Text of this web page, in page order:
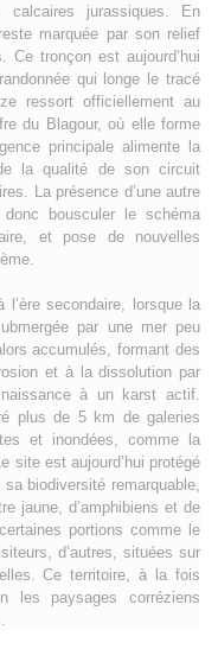
jurassiques. En
marquée par son relief
tronçon est aujourd’hui
qui longe le tracé
ressort officiellement au
du Blagour, où elle forme
principale alimente la
la qualité de son circuit
La présence d’une autre
bousculer le schéma
et pose de nouvelles
l’ère secondaire, lorsque la
par une mer peu
accumulés, formant des
et à la dissolution par
à un karst actif.
plus de 5 km de galeries
et inondées, comme la
site est aujourd’hui protégé
biodiversité remarquable,
jaune, d’amphibiens et de
portions comme le
d’autres, situées sur
Ce territoire, à la fois
les paysages corréziens